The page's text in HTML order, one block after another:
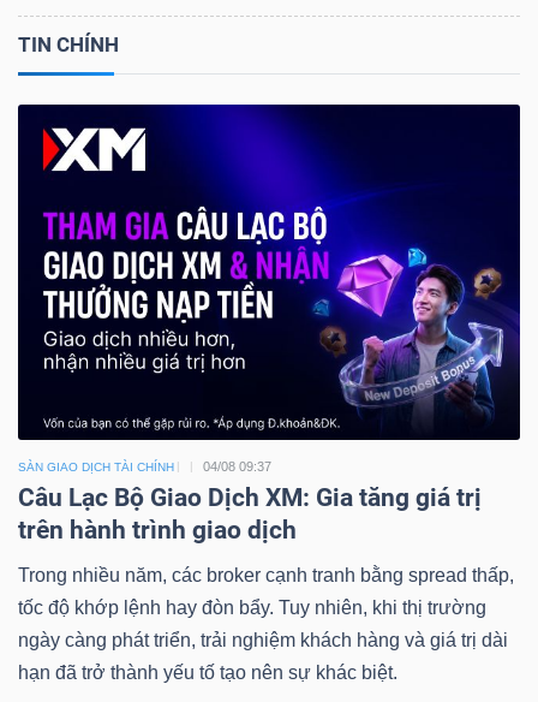
TIN CHÍNH
SÀN GIAO DỊCH TÀI CHÍNH 04/08 09:37
Câu Lạc Bộ Giao Dịch XM: Gia tăng giá trị
trên hành trình giao dịch
Trong nhiều năm, các broker cạnh tranh bằng spread thấp,
tốc độ khớp lệnh hay đòn bẩy. Tuy nhiên, khi thị trường
ngày càng phát triển, trải nghiệm khách hàng và giá trị dài
hạn đã trở thành yếu tố tạo nên sự khác biệt.